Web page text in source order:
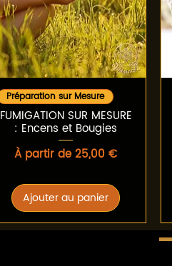
Aperçu rapide
Préparation sur Mesure
FUMIGATION SUR MESURE
: Encens et Bougies
À partir de25,00 €
Prix promotionnel
Ajouter au panier